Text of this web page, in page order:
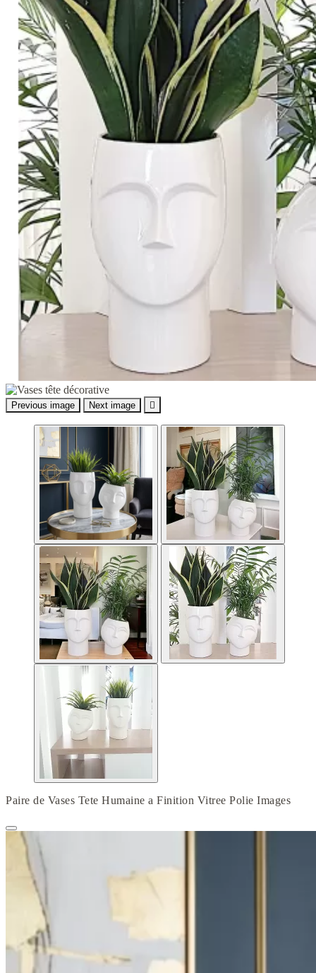
Previous image Next image 
Paire de Vases Tete Humaine a Finition Vitree Polie Images